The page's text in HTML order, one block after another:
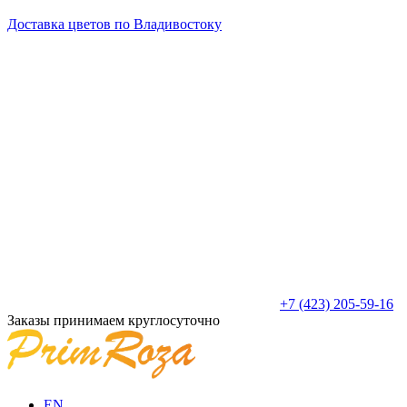
Доставка цветов по Владивостоку
+7 (423) 205-59-16
Заказы принимаем круглосуточно